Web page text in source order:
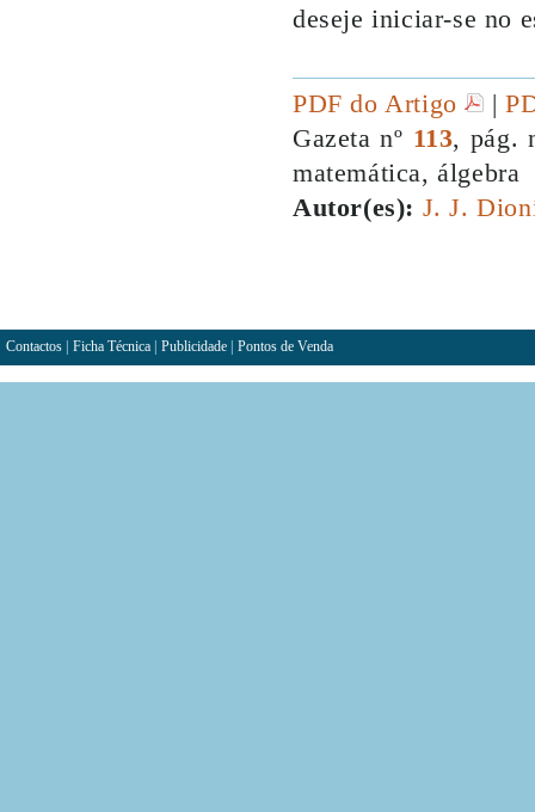
deseje iniciar-se no
PDF do Artigo |
Gazeta nº 113, pág.
matemática, álgebra
Autor(es): J. J.
Contactos Ficha Técnica Publicidade Pontos de Venda